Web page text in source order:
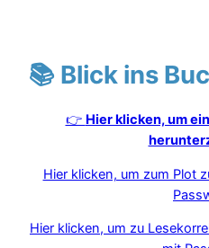
📚 Blick ins
👉 Hier klicken, um
Hier klicken, um zum Plot
Hier klicken, um zu